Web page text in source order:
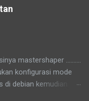
mastershaper ..........
konfigurasi mode
debian kemudian